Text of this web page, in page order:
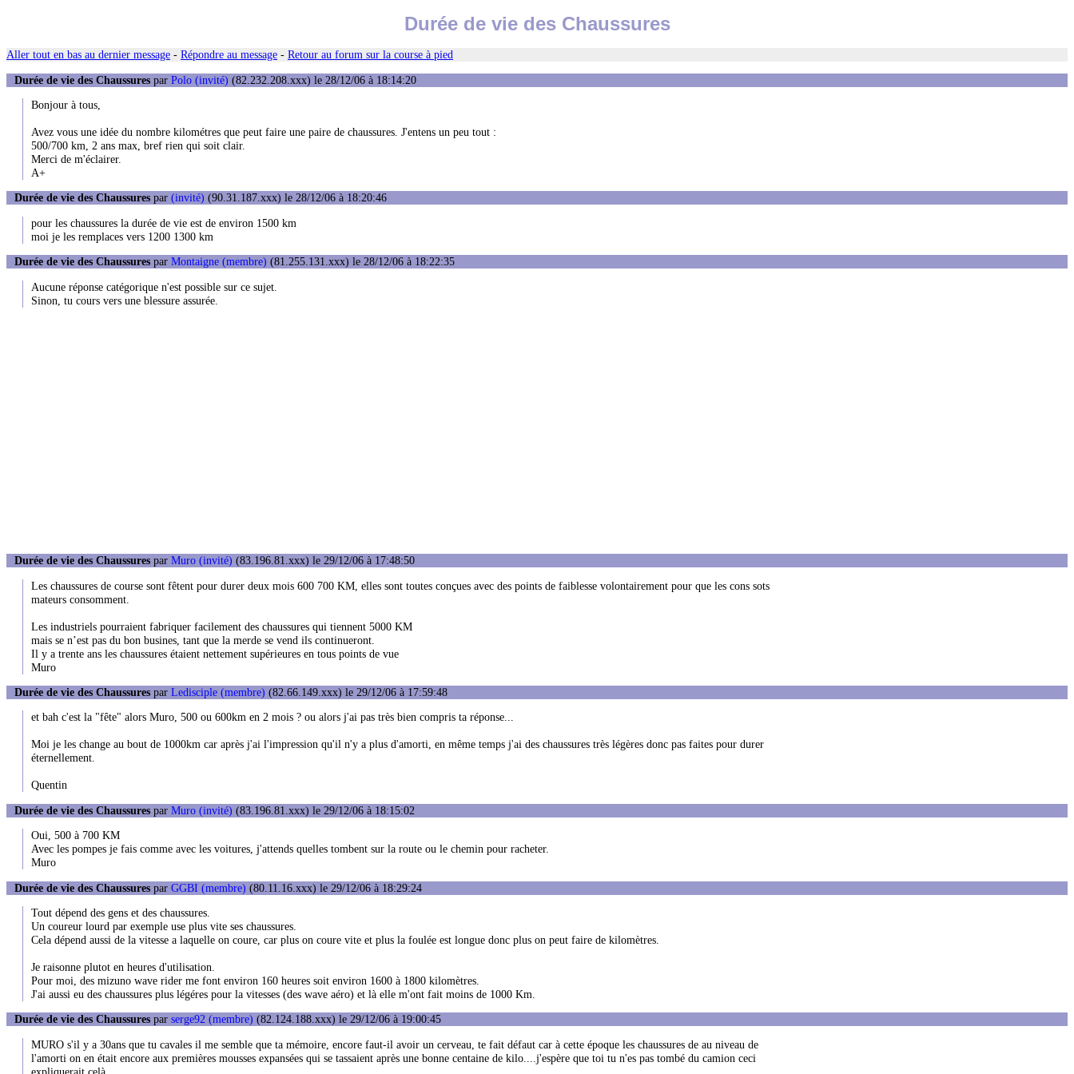
Durée de vie des Chaussures
Aller tout en bas au dernier message - Répondre au message - Retour au forum sur la course à pied
Durée de vie des Chaussures par Polo (invité) (82.232.208.xxx) le 28/12/06 à 18:14:20
Bonjour à tous,
Avez vous une idée du nombre kilométres que peut faire une paire de chaussures. J'entens un peu tout :
500/700 km, 2 ans max, bref rien qui soit clair.
Merci de m'éclairer.
A+
Durée de vie des Chaussures par (invité) (90.31.187.xxx) le 28/12/06 à 18:20:46
pour les chaussures la durée de vie est de environ 1500 km
moi je les remplaces vers 1200 1300 km
Durée de vie des Chaussures par Montaigne (membre) (81.255.131.xxx) le 28/12/06 à 18:22:35
Aucune réponse catégorique n'est possible sur ce sujet.
Sinon, tu cours vers une blessure assurée.
Durée de vie des Chaussures par Muro (invité) (83.196.81.xxx) le 29/12/06 à 17:48:50
Les chaussures de course sont fêtent pour durer deux mois 600 700 KM, elles sont toutes conçues avec des points de faiblesse volontairement pour que les cons sots
mateurs consomment.
Les industriels pourraient fabriquer facilement des chaussures qui tiennent 5000 KM
mais se n’est pas du bon busines, tant que la merde se vend ils continueront.
Il y a trente ans les chaussures étaient nettement supérieures en tous points de vue
Muro
Durée de vie des Chaussures par Ledisciple (membre) (82.66.149.xxx) le 29/12/06 à 17:59:48
et bah c'est la "fête" alors Muro, 500 ou 600km en 2 mois ? ou alors j'ai pas très bien compris ta réponse...
Moi je les change au bout de 1000km car après j'ai l'impression qu'il n'y a plus d'amorti, en même temps j'ai des chaussures très légères donc pas faites pour durer
éternellement.
Quentin
Durée de vie des Chaussures par Muro (invité) (83.196.81.xxx) le 29/12/06 à 18:15:02
Oui, 500 à 700 KM
Avec les pompes je fais comme avec les voitures, j'attends quelles tombent sur la route ou le chemin pour racheter.
Muro
Durée de vie des Chaussures par GGBI (membre) (80.11.16.xxx) le 29/12/06 à 18:29:24
Tout dépend des gens et des chaussures.
Un coureur lourd par exemple use plus vite ses chaussures.
Cela dépend aussi de la vitesse a laquelle on coure, car plus on coure vite et plus la foulée est longue donc plus on peut faire de kilomètres.
Je raisonne plutot en heures d'utilisation.
Pour moi, des mizuno wave rider me font environ 160 heures soit environ 1600 à 1800 kilomètres.
J'ai aussi eu des chaussures plus légéres pour la vitesses (des wave aéro) et là elle m'ont fait moins de 1000 Km.
Durée de vie des Chaussures par serge92 (membre) (82.124.188.xxx) le 29/12/06 à 19:00:45
MURO s'il y a 30ans que tu cavales il me semble que ta mémoire, encore faut-il avoir un cerveau, te fait défaut car à cette époque les chaussures de au niveau de
l'amorti on en était encore aux premières mousses expansées qui se tassaient après une bonne centaine de kilo....j'espère que toi tu n'es pas tombé du camion ceci
expliquerait celà